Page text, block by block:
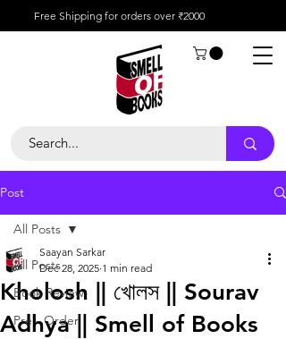
Free Shipping for orders over ₹2000
Post
All Posts
Book Review
Pre - Order
All Posts
Kholosh || খোলস || Sourav
Adhya || Smell of Books
Saayan Sarkar
Dec 28, 2025 1 min read